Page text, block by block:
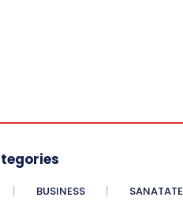
BUSINESS SANATATE